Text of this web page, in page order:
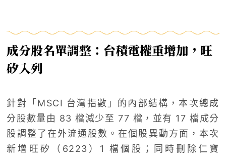
成分股名單調整：台積電權重增加，旺
矽入列
針對「MSCI 台灣指數」的內部結構，本次總成
分股數量由 83 檔減少至 77 檔，並有 17 檔成分
股調整了在外流通股數。在個股異動方面，本次
新增旺矽（6223）1 檔個股；同時刪除仁寶